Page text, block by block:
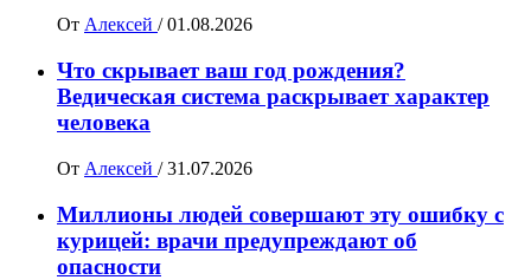
От Алексей / 01.08.2026
Что скрывает ваш год рождения?
Ведическая система раскрывает характер
человека
От Алексей / 31.07.2026
Миллионы людей совершают эту ошибку с
курицей: врачи предупреждают об
опасности